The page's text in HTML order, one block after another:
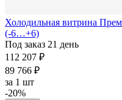
Холодильная витрина
(-6…+6)
Под заказ 21 день
112 207 ₽
89 766 ₽
за 1 шт
-20%